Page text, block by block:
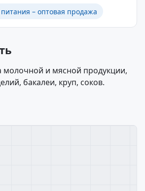
– оптовая продажа
молочной и мясной продукции,
бакалеи, круп, соков.